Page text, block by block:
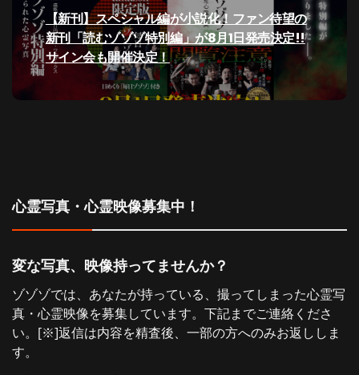
ナ
ビ
ゲ
ョ
ン
過
去
の
投
【新刊】スペシャル編が小説化！ファン待望の
新刊「読むゾゾゾ特別編」が8月1日発売決定!!
サイン会も開催決定！
心霊写真・心霊映像募集中！
変な写真、映像持ってませんか？
ゾゾゾでは、あなたが持っている、撮ってしまった心霊写
真・心霊映像を募集しています。下記までご連絡くださ
い。[※]返信は内容を精査後、一部の方へのみお返ししま
す。